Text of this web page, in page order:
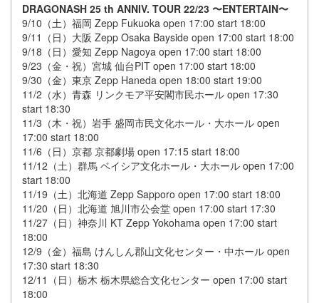
DRAGONASH 25 th ANNIV. TOUR 22/23 〜ENTERTAIN〜
9/10（土）福岡 Zepp Fukuoka open 17:00 start 18:00
9/11（日）大阪 Zepp Osaka Bayside open 17:00 start 18:00
9/18（日）愛知 Zepp Nagoya open 17:00 start 18:00
9/23（金・祝）宮城 仙台PIT open 17:00 start 18:00
9/30（金）東京 Zepp Haneda open 18:00 start 19:00
11/2（水）青森 リンクモア平安閣市民ホール open 17:30
start 18:30
11/3（木・祝）岩手 盛岡市民文化ホール・大ホール open
17:00 start 18:00
11/6（日）京都 京都劇場 open 17:15 start 18:00
11/12（土）群馬 ベイシア文化ホール・大ホール open 17:00
start 18:00
11/19（土）北海道 Zepp Sapporo open 17:00 start 18:00
11/20（日）北海道 旭川市公会堂 open 17:00 start 17:30
11/27（日）神奈川 KT Zepp Yokohama open 17:00 start
18:00
12/9（金）福島 けんしん郡山文化センター・中ホール open
17:30 start 18:30
12/11（日）栃木 栃木県総合文化センター open 17:00 start
18:00